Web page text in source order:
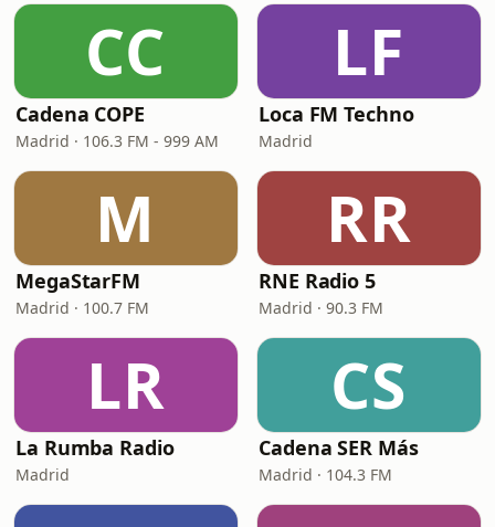
CC
Cadena COPE
Madrid · 106.3 FM - 999 AM
LF
Loca FM Techno
Madrid
M
MegaStarFM
Madrid · 100.7 FM
RR
RNE Radio 5
Madrid · 90.3 FM
LR
La Rumba Radio
Madrid
CS
Cadena SER Más
Madrid · 104.3 FM